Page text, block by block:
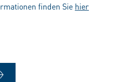
finden Sie hier